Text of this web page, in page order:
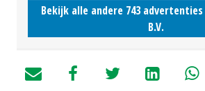
Bekijk alle andere 743
B.V.